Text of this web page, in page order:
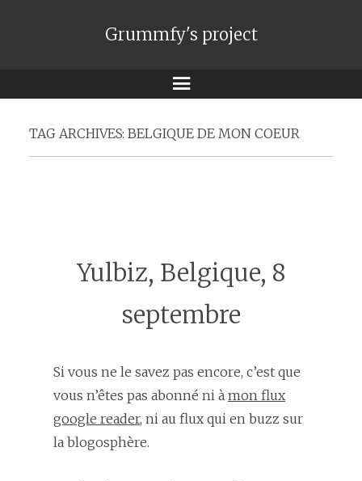
Grummfy's project
Menu
TAG ARCHIVES: BELGIQUE DE MON COEUR
Yulbiz, Belgique, 8
septembre
Si vous ne le savez pas encore, c’est que
vous n’êtes pas abonné ni à mon flux
google reader, ni au flux qui en buzz sur
la blogosphère.